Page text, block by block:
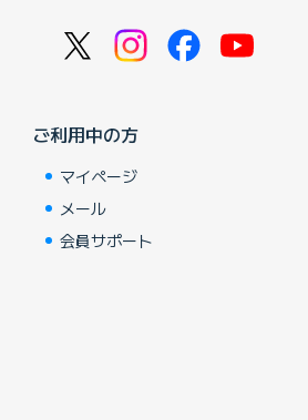
ご利用中の方
マイページ
メール
会員サポート